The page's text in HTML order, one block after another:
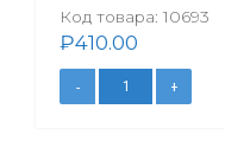
Код товара: 10693
₽410.00